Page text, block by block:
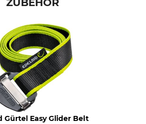
Für
Herren
Farbe
schwarz
ZUBEHÖR
Gürtel Easy Glider Belt